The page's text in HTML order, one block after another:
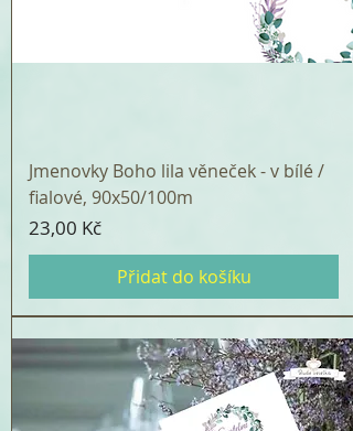
Jmenovky Boho lila věneček - v bílé /
fialové, 90x50/100m
Cena
23,00 Kč
Přidat do košíku